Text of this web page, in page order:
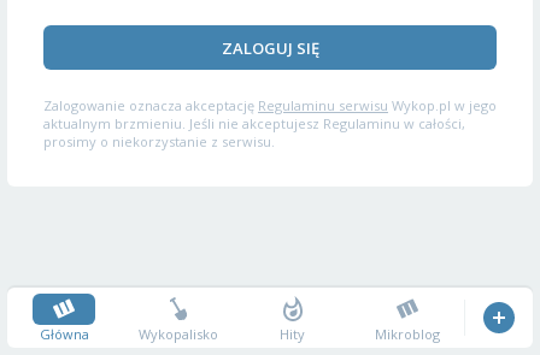
ZALOGUJ SIĘ
Zalogowanie oznacza akceptację Regulaminu serwisu Wykop.pl w jego
aktualnym brzmieniu. Jeśli nie akceptujesz Regulaminu w całości,
prosimy o niekorzystanie z serwisu.
Główna Wykopalisko Hity Mikroblog